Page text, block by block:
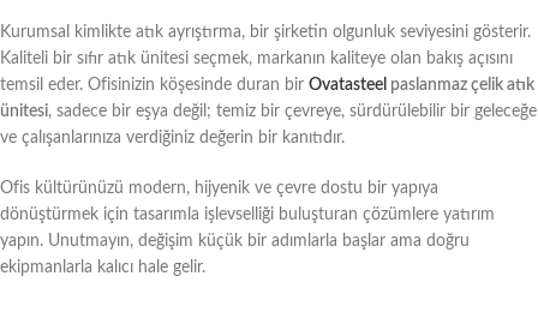
Kurumsal kimlikte atık ayrıştırma, bir şirketin olgunluk seviyesini gösterir.
Kaliteli bir sıfır atık ünitesi seçmek, markanın kaliteye olan bakış açısını
temsil eder. Ofisinizin köşesinde duran bir Ovatasteel paslanmaz çelik atık
ünitesi, sadece bir eşya değil; temiz bir çevreye, sürdürülebilir bir geleceğe
ve çalışanlarınıza verdiğiniz değerin bir kanıtıdır.
Ofis kültürünüzü modern, hijyenik ve çevre dostu bir yapıya
dönüştürmek için tasarımla işlevselliği buluşturan çözümlere yatırım
yapın. Unutmayın, değişim küçük bir adımlarla başlar ama doğru
ekipmanlarla kalıcı hale gelir.